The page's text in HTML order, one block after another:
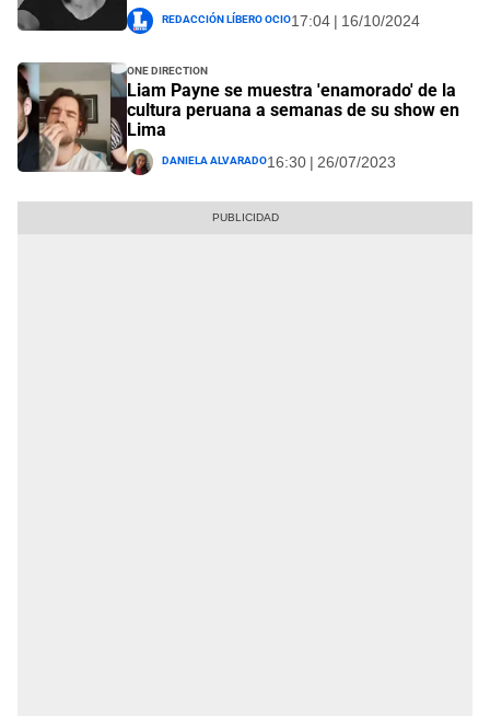
Redacción Líbero Ocio17:04 | 16/10/2024
One Direction
Liam Payne se muestra 'enamorado' de la
cultura peruana a semanas de su show en
Lima
Daniela Alvarado16:30 | 26/07/2023